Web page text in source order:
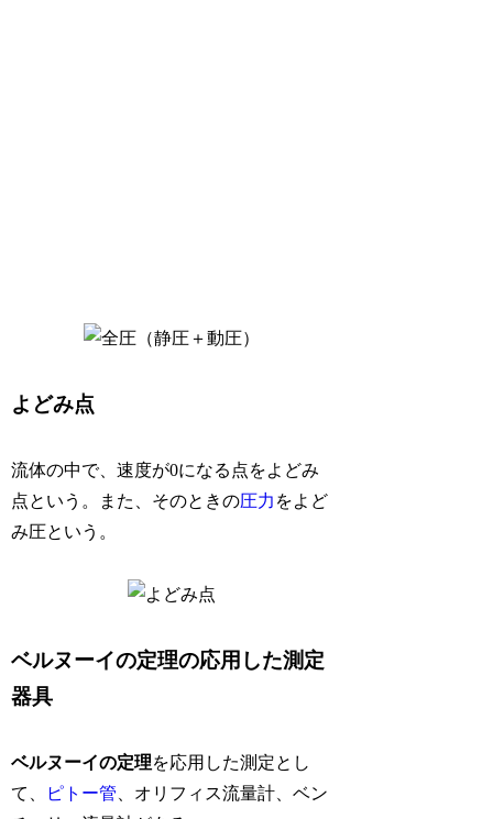
よどみ点
流体の中で、速度が0になる点をよどみ
点という。また、そのときの圧力 をよど
み圧という。
ベルヌーイの定理の応用した測定
器具
ベルヌーイの定理を応用した測定とし
て、
ピトー管 、オリフィス流量計、ベン